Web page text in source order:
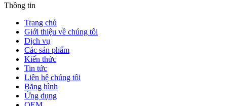
Thông tin
Trang chủ
Giới thiệu về chúng tôi
Dịch vụ
Các sản phẩm
Kiến thức
Tin tức
Liên hệ chúng tôi
Băng hình
Ứng dụng